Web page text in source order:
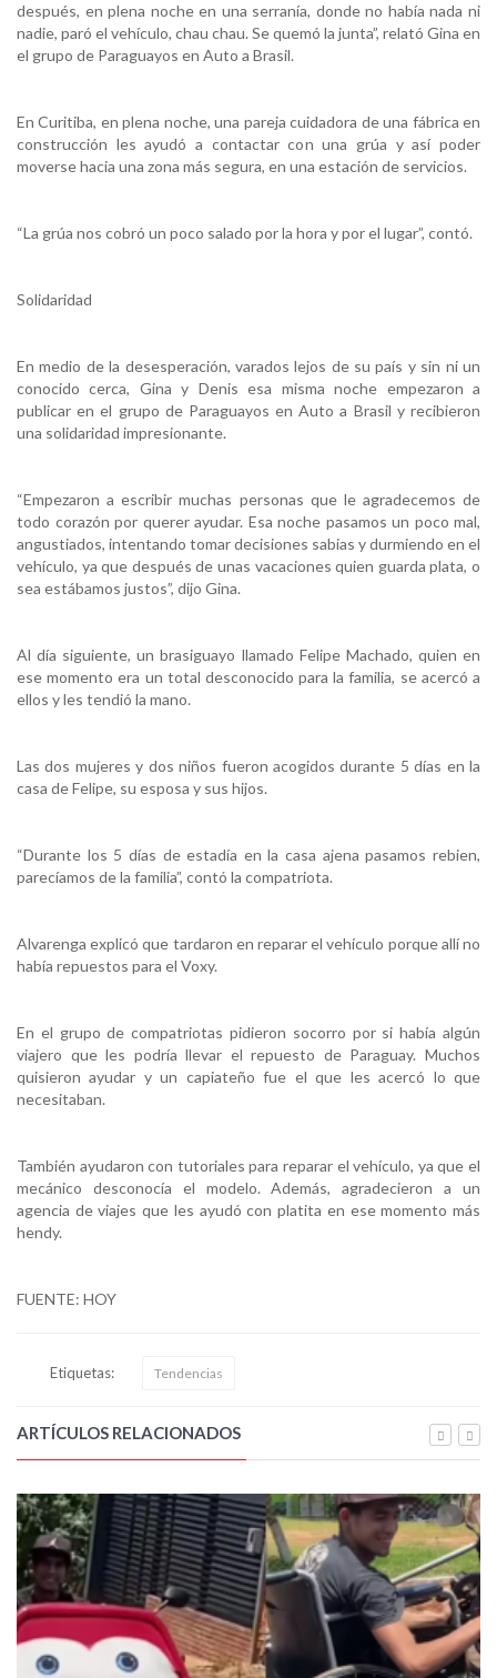
después, en plena noche en una serranía, donde no había nada ni
nadie, paró el vehículo, chau chau. Se quemó la junta”, relató Gina en
el grupo de Paraguayos en Auto a Brasil.
En Curitiba, en plena noche, una pareja cuidadora de una fábrica en
construcción les ayudó a contactar con una grúa y así poder
moverse hacia una zona más segura, en una estación de servicios.
“La grúa nos cobró un poco salado por la hora y por el lugar”, contó.
Solidaridad
En medio de la desesperación, varados lejos de su país y sin ni un
conocido cerca, Gina y Denis esa misma noche empezaron a
publicar en el grupo de Paraguayos en Auto a Brasil y recibieron
una solidaridad impresionante.
“Empezaron a escribir muchas personas que le agradecemos de
todo corazón por querer ayudar. Esa noche pasamos un poco mal,
angustiados, intentando tomar decisiones sabias y durmiendo en el
vehículo, ya que después de unas vacaciones quien guarda plata, o
sea estábamos justos”, dijo Gina.
Al día siguiente, un brasiguayo llamado Felipe Machado, quien en
ese momento era un total desconocido para la familia, se acercó a
ellos y les tendió la mano.
Las dos mujeres y dos niños fueron acogidos durante 5 días en la
casa de Felipe, su esposa y sus hijos.
“Durante los 5 días de estadía en la casa ajena pasamos rebien,
parecíamos de la familia”, contó la compatriota.
Alvarenga explicó que tardaron en reparar el vehículo porque allí no
había repuestos para el Voxy.
En el grupo de compatriotas pidieron socorro por si había algún
viajero que les podría llevar el repuesto de Paraguay. Muchos
quisieron ayudar y un capiateño fue el que les acercó lo que
necesitaban.
También ayudaron con tutoriales para reparar el vehículo, ya que el
mecánico desconocía el modelo. Además, agradecieron a un
agencia de viajes que les ayudó con platita en ese momento más
hendy.
FUENTE: HOY
Etiquetas: Tendencias
ARTÍCULOS RELACIONADOS